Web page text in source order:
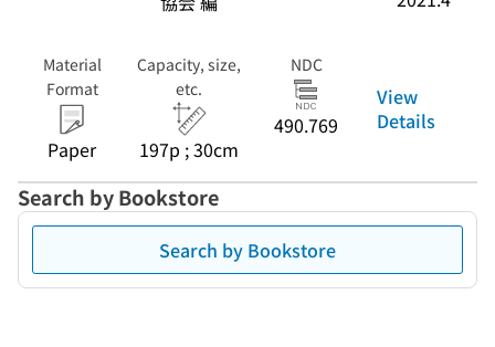
Material
Format
Paper
Capacity, size,
etc.
197p ; 30cm
NDC
490.769
View
Details
Search by Bookstore
Search by Bookstore